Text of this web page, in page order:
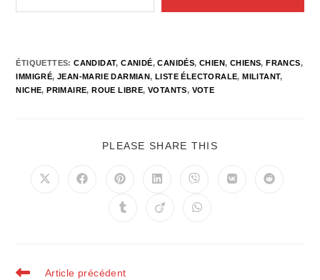
ÉTIQUETTES:CANDIDAT, CANIDÉ, CANIDÉS, CHIEN, CHIENS, FRANCS,
IMMIGRÉ, JEAN-MARIE DARMIAN, LISTE ÉLECTORALE, MILITANT,
NICHE, PRIMAIRE, ROUE LIBRE, VOTANTS, VOTE
PLEASE SHARE THIS
Ouvrir
Ouvrir
Ouvrir
une
autre
Ouvrir
une
autre
Ouvrir
une
autre
Ouvrir
Ouvrir
Ouvrir
Ouvrir
Ouvrir
Read
Article précédent